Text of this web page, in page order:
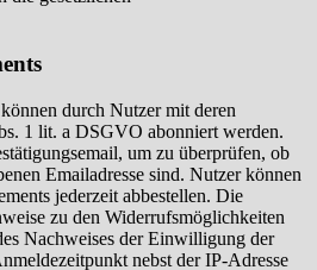
durch Nutzer mit deren
1 lit. a DSGVO abonniert werden.
um zu überprüfen, ob
Emailadresse sind. Nutzer können
jederzeit abbestellen. Die
zu den Widerrufsmöglichkeiten
Nachweises der Einwilligung der
nebst der IP-Adresse